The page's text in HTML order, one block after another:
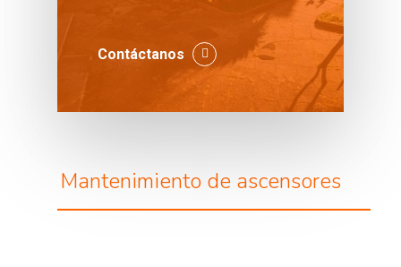
Contáctanos
Mantenimiento de ascensores